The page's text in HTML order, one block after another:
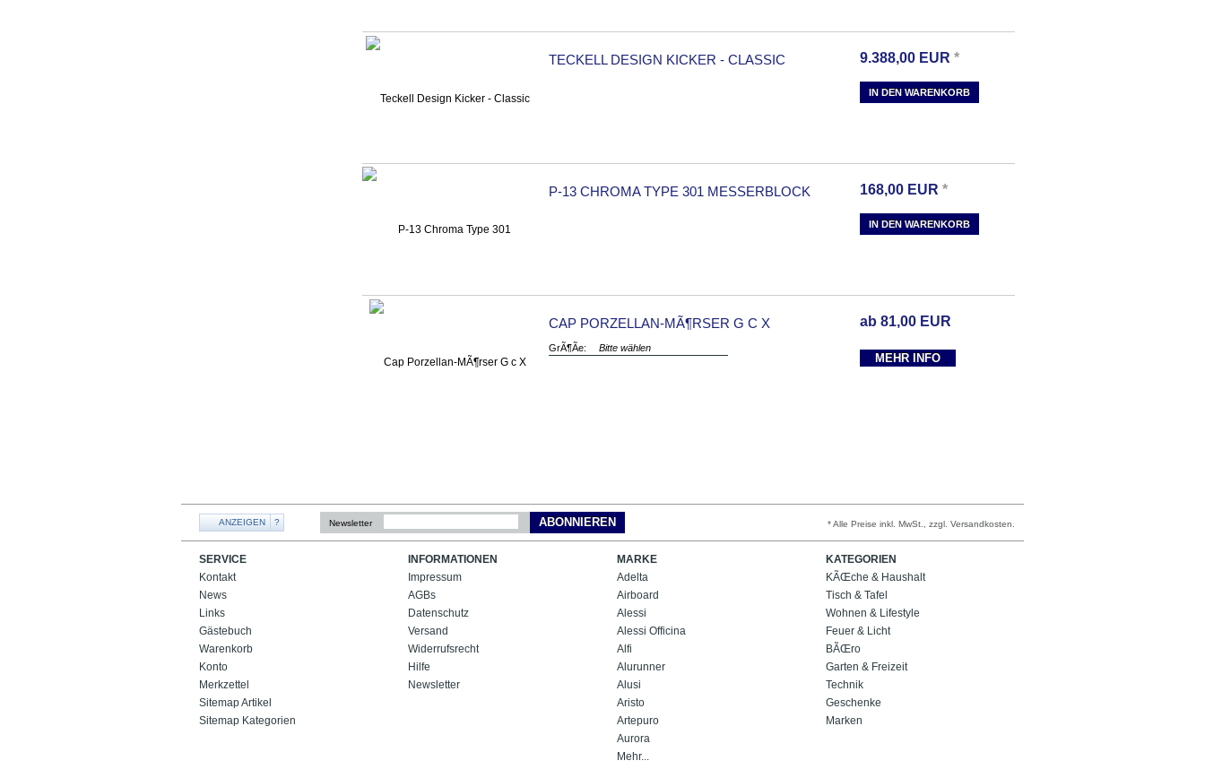
TECKELL DESIGN KICKER - CLASSIC 9.388,00 EUR *
IN DEN WARENKORB
P-13 CHROMA TYPE 301 MESSERBLOCK 168,00 EUR *
IN DEN WARENKORB
CAP PORZELLAN-MÃ¶RSER G C X
GrÃ¶Ãe: Bitte wählen
ab 81,00 EUR
MEHR INFO
ANZEIGEN ? Newsletter ABONNIEREN * Alle Preise inkl. MwSt., zzgl. Versandkosten.
SERVICE
Kontakt
News
Links
Gästebuch
Warenkorb
Konto
Merkzettel
Sitemap Artikel
Sitemap Kategorien
INFORMATIONEN
Impressum
AGBs
Datenschutz
Versand
Widerrufsrecht
Hilfe
Newsletter
MARKE
Adelta
Airboard
Alessi
Alessi Officina
Alfi
Alurunner
Alusi
Aristo
Artepuro
Aurora
Mehr...
KATEGORIEN
KÃŒche & Haushalt
Tisch & Tafel
Wohnen & Lifestyle
Feuer & Licht
BÃŒro
Garten & Freizeit
Technik
Geschenke
Marken